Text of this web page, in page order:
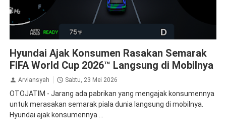
Hyundai Ajak Konsumen Rasakan Semarak
FIFA World Cup 2026™ Langsung di Mobilnya
Arviansyah Sabtu, 23 Mei 2026
OTOJATIM - Jarang ada pabrikan yang mengajak konsumennya
untuk merasakan semarak piala dunia langsung di mobilnya.
Hyundai ajak konsumennya ...